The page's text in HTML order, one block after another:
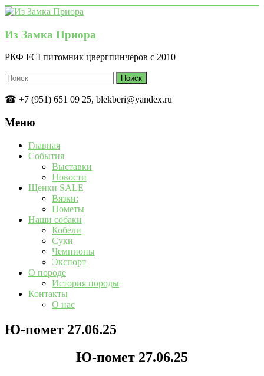
Перейти
содержимому
Из Замка Приора
РКФ FCI питомник цвергпинчеров с 2010
☎ +7 (951) 651 09 25, blekberi@yandex.ru
Меню
Главная
События
Выставки
Новости
Щенки SALE
Вязки:
Пометы
Наши собаки
Кобели
Суки
Чемпионы
Экспорт
О породе
История породы
Контакты
О нас
Ю-помет 27.06.25
Ю-помет 27.06.25